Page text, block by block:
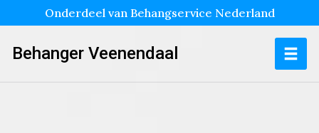
Onderdeel van Behangservice Nederland
Behanger Veenendaal